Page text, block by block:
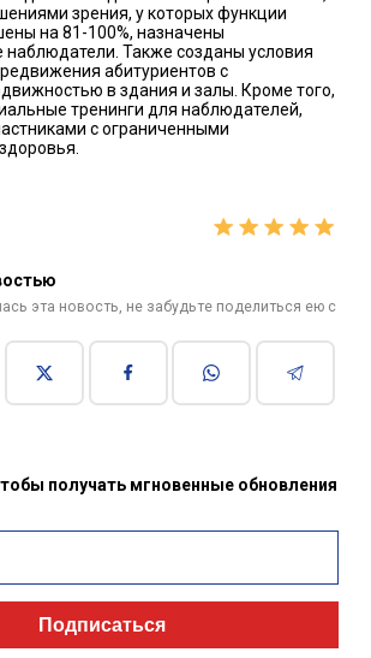
зрения, у которых функции
на 81-100%, назначены
Также созданы условия
абитуриентов с
в здания и залы. Кроме того,
тренинги для наблюдателей,
с ограниченными
эта новость, не забудьте поделиться ею с
получать мгновенные обновления
Подписаться